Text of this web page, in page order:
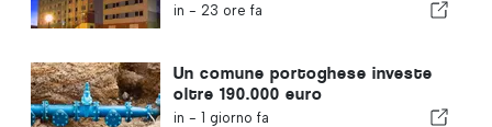
in - 23 ore fa
Un comune portoghese investe
oltre 190.000 euro
nell'approvvigionamento idrico
in - 1 giorno fa